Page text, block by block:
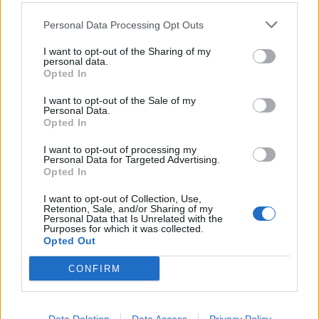
Personal Data Processing Opt Outs
I want to opt-out of the Sharing of my
personal data.
Opted In
I want to opt-out of the Sale of my
Personal Data.
Opted In
I want to opt-out of processing my
Personal Data for Targeted Advertising.
Opted In
I want to opt-out of Collection, Use,
Retention, Sale, and/or Sharing of my
Personal Data that Is Unrelated with the
Purposes for which it was collected.
Opted Out
CONFIRM
εμφάνιση δίπλα στην πισίνα που έκλεψε τις
εντυπώσεις
Μελέτης Ηλίας στο ΟΚ!: «Κάνω σχεδόν 10